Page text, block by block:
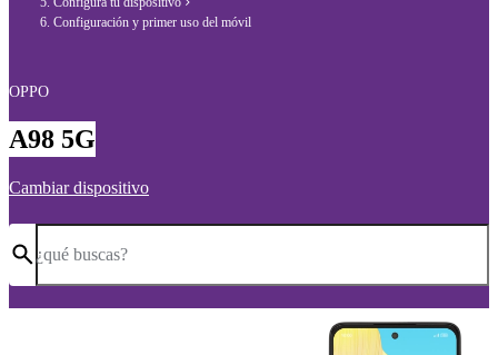
Configuración y primer uso del móvil
OPPO
A98 5G
Cambiar dispositivo
¿qué buscas?